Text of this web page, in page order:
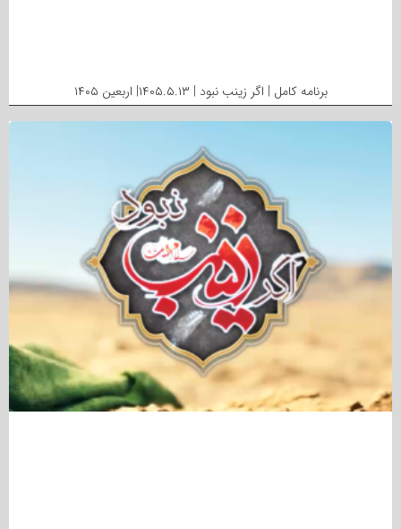
برنامه کامل | اگر زینب نبود | ۱۴۰۵.۵.۱۳| اربعین ۱۴۰۵